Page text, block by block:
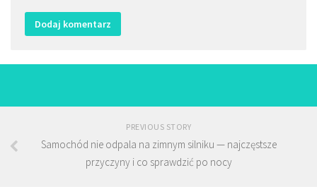
PREVIOUS STORY
Samochód nie odpala na zimnym silniku — najczęstsze
przyczyny i co sprawdzić po nocy